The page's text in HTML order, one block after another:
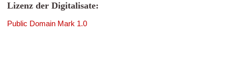
Lizenz der Digitalisate:
Public Domain Mark 1.0